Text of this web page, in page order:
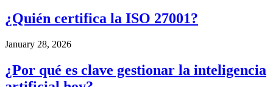
¿Quién certifica la ISO 27001?
January 28, 2026
¿Por qué es clave gestionar la inteligencia